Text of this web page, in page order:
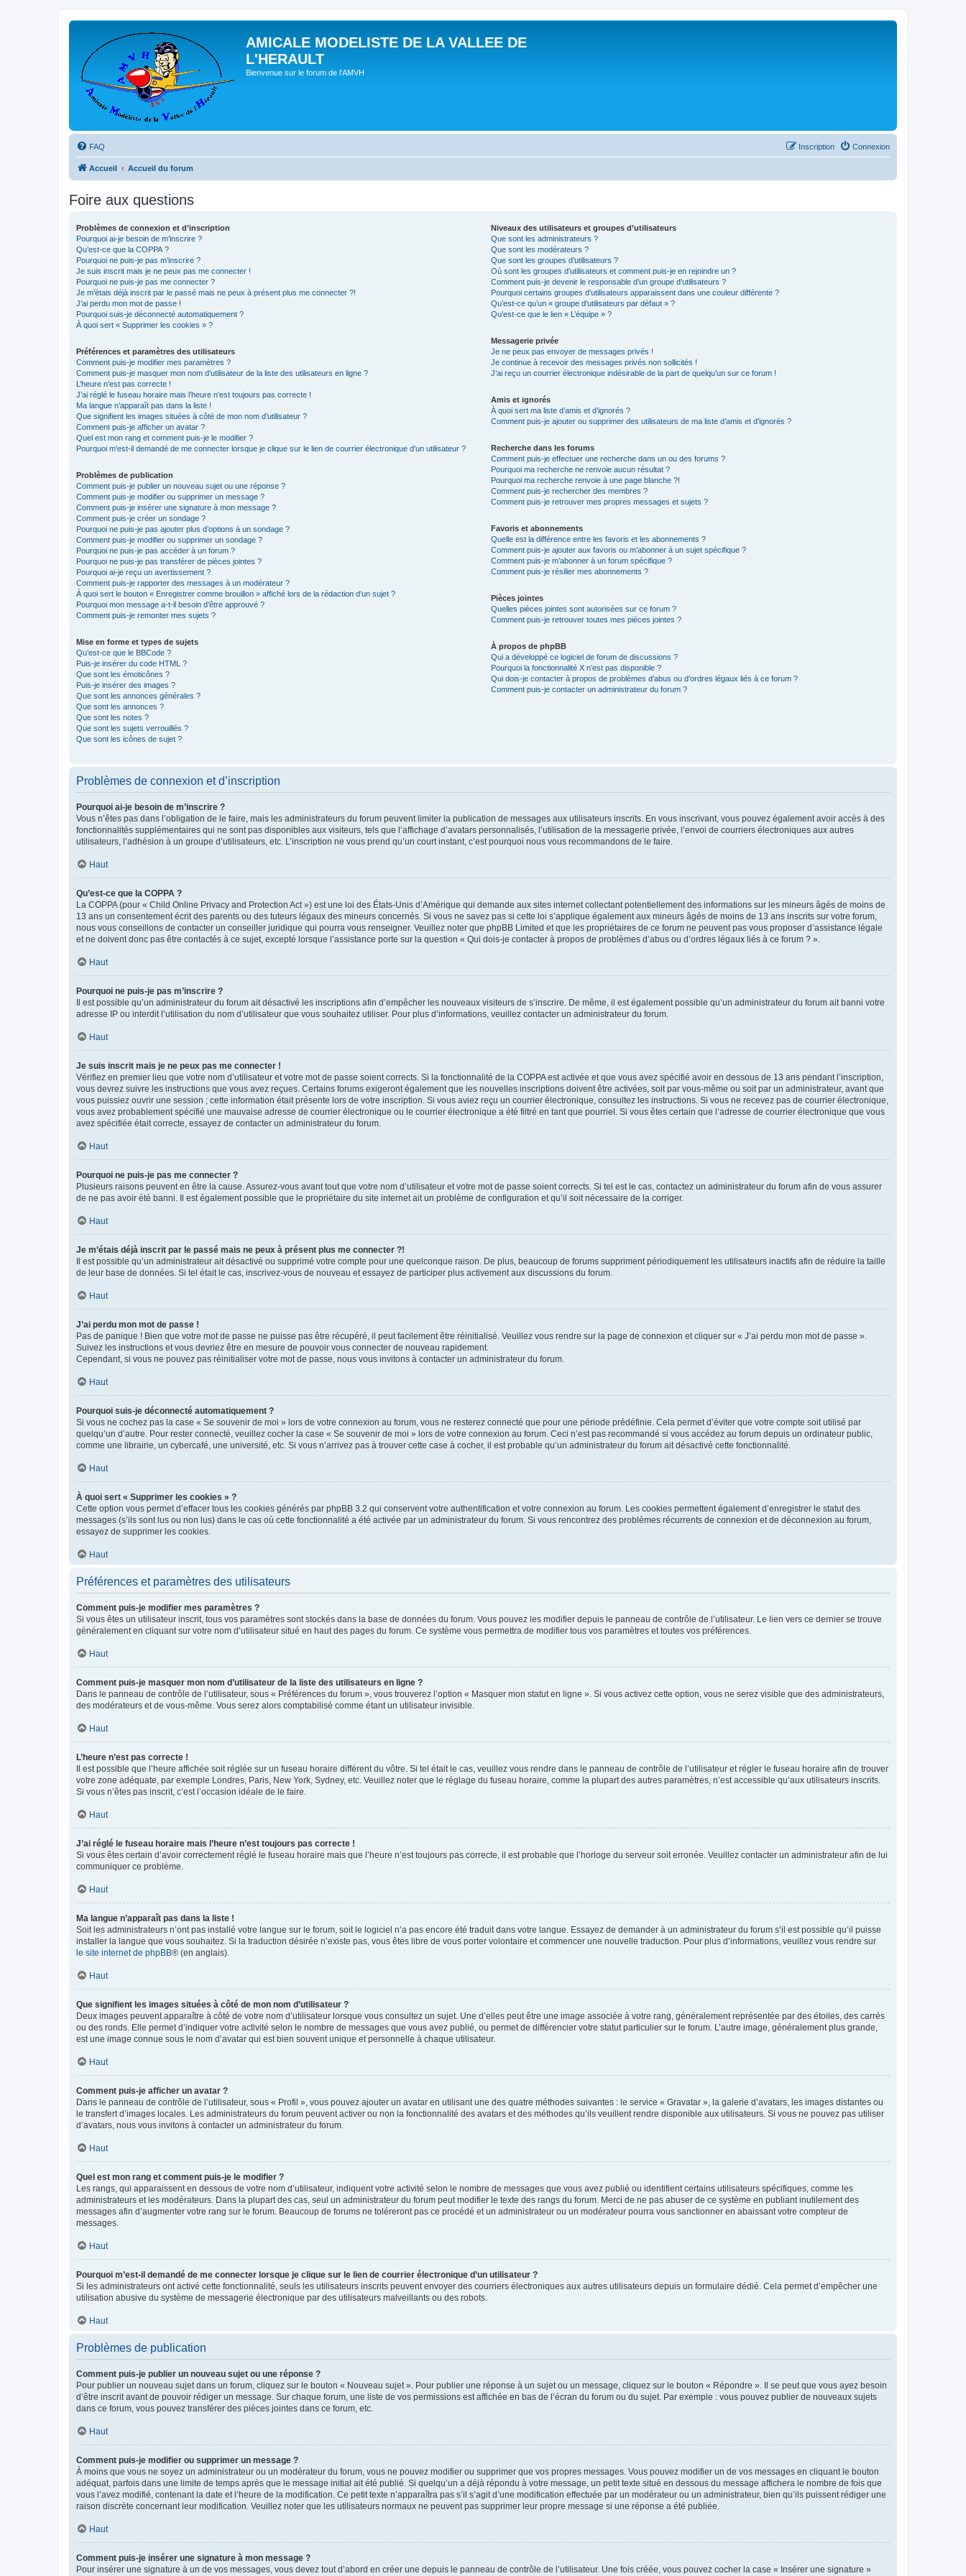
AMICALE MODELISTE DE LA VALLEE DE
L'HERAULT
Bienvenue sur le forum de l'AMVH
FAQ Connexion
Inscription
Accueil Accueil du forum
Foire aux questions
Problèmes de connexion et d’inscription
Pourquoi ai-je besoin de m’inscrire ?
Qu’est-ce que la COPPA ?
Pourquoi ne puis-je pas m’inscrire ?
Je suis inscrit mais je ne peux pas me connecter !
Pourquoi ne puis-je pas me connecter ?
Je m’étais déjà inscrit par le passé mais ne peux à présent plus me connecter ?!
J’ai perdu mon mot de passe !
Pourquoi suis-je déconnecté automatiquement ?
À quoi sert « Supprimer les cookies » ?
Préférences et paramètres des utilisateurs
Comment puis-je modifier mes paramètres ?
Comment puis-je masquer mon nom d’utilisateur de la liste des utilisateurs en ligne ?
L’heure n’est pas correcte !
J’ai réglé le fuseau horaire mais l’heure n’est toujours pas correcte !
Ma langue n’apparaît pas dans la liste !
Que signifient les images situées à côté de mon nom d’utilisateur ?
Comment puis-je afficher un avatar ?
Quel est mon rang et comment puis-je le modifier ?
Pourquoi m’est-il demandé de me connecter lorsque je clique sur le lien de courrier électronique d’un utilisateur ?
Problèmes de publication
Comment puis-je publier un nouveau sujet ou une réponse ?
Comment puis-je modifier ou supprimer un message ?
Comment puis-je insérer une signature à mon message ?
Comment puis-je créer un sondage ?
Pourquoi ne puis-je pas ajouter plus d’options à un sondage ?
Comment puis-je modifier ou supprimer un sondage ?
Pourquoi ne puis-je pas accéder à un forum ?
Pourquoi ne puis-je pas transférer de pièces jointes ?
Pourquoi ai-je reçu un avertissement ?
Comment puis-je rapporter des messages à un modérateur ?
À quoi sert le bouton « Enregistrer comme brouillon » affiché lors de la rédaction d’un sujet ?
Pourquoi mon message a-t-il besoin d’être approuvé ?
Comment puis-je remonter mes sujets ?
Mise en forme et types de sujets
Qu’est-ce que le BBCode ?
Puis-je insérer du code HTML ?
Que sont les émoticônes ?
Puis-je insérer des images ?
Que sont les annonces générales ?
Que sont les annonces ?
Que sont les notes ?
Que sont les sujets verrouillés ?
Que sont les icônes de sujet ?
Niveaux des utilisateurs et groupes d’utilisateurs
Que sont les administrateurs ?
Que sont les modérateurs ?
Que sont les groupes d’utilisateurs ?
Où sont les groupes d’utilisateurs et comment puis-je en rejoindre un ?
Comment puis-je devenir le responsable d’un groupe d’utilisateurs ?
Pourquoi certains groupes d’utilisateurs apparaissent dans une couleur différente ?
Qu’est-ce qu’un « groupe d’utilisateurs par défaut » ?
Qu’est-ce que le lien « L’équipe » ?
Messagerie privée
Je ne peux pas envoyer de messages privés !
Je continue à recevoir des messages privés non sollicités !
J’ai reçu un courrier électronique indésirable de la part de quelqu’un sur ce forum !
Amis et ignorés
À quoi sert ma liste d’amis et d’ignorés ?
Comment puis-je ajouter ou supprimer des utilisateurs de ma liste d’amis et d’ignorés ?
Recherche dans les forums
Comment puis-je effectuer une recherche dans un ou des forums ?
Pourquoi ma recherche ne renvoie aucun résultat ?
Pourquoi ma recherche renvoie à une page blanche ?!
Comment puis-je rechercher des membres ?
Comment puis-je retrouver mes propres messages et sujets ?
Favoris et abonnements
Quelle est la différence entre les favoris et les abonnements ?
Comment puis-je ajouter aux favoris ou m’abonner à un sujet spécifique ?
Comment puis-je m’abonner à un forum spécifique ?
Comment puis-je résilier mes abonnements ?
Pièces jointes
Quelles pièces jointes sont autorisées sur ce forum ?
Comment puis-je retrouver toutes mes pièces jointes ?
À propos de phpBB
Qui a développé ce logiciel de forum de discussions ?
Pourquoi la fonctionnalité X n’est pas disponible ?
Qui dois-je contacter à propos de problèmes d’abus ou d’ordres légaux liés à ce forum ?
Comment puis-je contacter un administrateur du forum ?
Problèmes de connexion et d’inscription
Pourquoi ai-je besoin de m’inscrire ?
Vous n’êtes pas dans l’obligation de le faire, mais les administrateurs du forum peuvent limiter la publication de messages aux utilisateurs inscrits. En vous inscrivant, vous pouvez également avoir accès à des
fonctionnalités supplémentaires qui ne sont pas disponibles aux visiteurs, tels que l’affichage d’avatars personnalisés, l’utilisation de la messagerie privée, l’envoi de courriers électroniques aux autres
utilisateurs, l’adhésion à un groupe d’utilisateurs, etc. L’inscription ne vous prend qu’un court instant, c’est pourquoi nous vous recommandons de le faire.
Haut
Qu’est-ce que la COPPA ?
La COPPA (pour « Child Online Privacy and Protection Act ») est une loi des États-Unis d’Amérique qui demande aux sites internet collectant potentiellement des informations sur les mineurs âgés de moins de
13 ans un consentement écrit des parents ou des tuteurs légaux des mineurs concernés. Si vous ne savez pas si cette loi s’applique également aux mineurs âgés de moins de 13 ans inscrits sur votre forum,
nous vous conseillons de contacter un conseiller juridique qui pourra vous renseigner. Veuillez noter que phpBB Limited et que les propriétaires de ce forum ne peuvent pas vous proposer d’assistance légale
et ne doivent donc pas être contactés à ce sujet, excepté lorsque l’assistance porte sur la question « Qui dois-je contacter à propos de problèmes d’abus ou d’ordres légaux liés à ce forum ? ».
Haut
Pourquoi ne puis-je pas m’inscrire ?
Il est possible qu’un administrateur du forum ait désactivé les inscriptions afin d’empêcher les nouveaux visiteurs de s’inscrire. De même, il est également possible qu’un administrateur du forum ait banni votre
adresse IP ou interdit l’utilisation du nom d’utilisateur que vous souhaitez utiliser. Pour plus d’informations, veuillez contacter un administrateur du forum.
Haut
Je suis inscrit mais je ne peux pas me connecter !
Vérifiez en premier lieu que votre nom d’utilisateur et votre mot de passe soient corrects. Si la fonctionnalité de la COPPA est activée et que vous avez spécifié avoir en dessous de 13 ans pendant l’inscription,
vous devrez suivre les instructions que vous avez reçues. Certains forums exigeront également que les nouvelles inscriptions doivent être activées, soit par vous-même ou soit par un administrateur, avant que
vous puissiez ouvrir une session ; cette information était présente lors de votre inscription. Si vous aviez reçu un courrier électronique, consultez les instructions. Si vous ne recevez pas de courrier électronique,
vous avez probablement spécifié une mauvaise adresse de courrier électronique ou le courrier électronique a été filtré en tant que pourriel. Si vous êtes certain que l’adresse de courrier électronique que vous
avez spécifiée était correcte, essayez de contacter un administrateur du forum.
Haut
Pourquoi ne puis-je pas me connecter ?
Plusieurs raisons peuvent en être la cause. Assurez-vous avant tout que votre nom d’utilisateur et votre mot de passe soient corrects. Si tel est le cas, contactez un administrateur du forum afin de vous assurer
de ne pas avoir été banni. Il est également possible que le propriétaire du site internet ait un problème de configuration et qu’il soit nécessaire de la corriger.
Haut
Je m’étais déjà inscrit par le passé mais ne peux à présent plus me connecter ?!
Il est possible qu’un administrateur ait désactivé ou supprimé votre compte pour une quelconque raison. De plus, beaucoup de forums suppriment périodiquement les utilisateurs inactifs afin de réduire la taille
de leur base de données. Si tel était le cas, inscrivez-vous de nouveau et essayez de participer plus activement aux discussions du forum.
Haut
J’ai perdu mon mot de passe !
Pas de panique ! Bien que votre mot de passe ne puisse pas être récupéré, il peut facilement être réinitialisé. Veuillez vous rendre sur la page de connexion et cliquer sur « J’ai perdu mon mot de passe ».
Suivez les instructions et vous devriez être en mesure de pouvoir vous connecter de nouveau rapidement.
Cependant, si vous ne pouvez pas réinitialiser votre mot de passe, nous vous invitons à contacter un administrateur du forum.
Haut
Pourquoi suis-je déconnecté automatiquement ?
Si vous ne cochez pas la case « Se souvenir de moi » lors de votre connexion au forum, vous ne resterez connecté que pour une période prédéfinie. Cela permet d’éviter que votre compte soit utilisé par
quelqu’un d’autre. Pour rester connecté, veuillez cocher la case « Se souvenir de moi » lors de votre connexion au forum. Ceci n’est pas recommandé si vous accédez au forum depuis un ordinateur public,
comme une librairie, un cybercafé, une université, etc. Si vous n’arrivez pas à trouver cette case à cocher, il est probable qu’un administrateur du forum ait désactivé cette fonctionnalité.
Haut
À quoi sert « Supprimer les cookies » ?
Cette option vous permet d’effacer tous les cookies générés par phpBB 3.2 qui conservent votre authentification et votre connexion au forum. Les cookies permettent également d’enregistrer le statut des
messages (s’ils sont lus ou non lus) dans le cas où cette fonctionnalité a été activée par un administrateur du forum. Si vous rencontrez des problèmes récurrents de connexion et de déconnexion au forum,
essayez de supprimer les cookies.
Haut
Préférences et paramètres des utilisateurs
Comment puis-je modifier mes paramètres ?
Si vous êtes un utilisateur inscrit, tous vos paramètres sont stockés dans la base de données du forum. Vous pouvez les modifier depuis le panneau de contrôle de l’utilisateur. Le lien vers ce dernier se trouve
généralement en cliquant sur votre nom d’utilisateur situé en haut des pages du forum. Ce système vous permettra de modifier tous vos paramètres et toutes vos préférences.
Haut
Comment puis-je masquer mon nom d’utilisateur de la liste des utilisateurs en ligne ?
Dans le panneau de contrôle de l’utilisateur, sous « Préférences du forum », vous trouverez l’option « Masquer mon statut en ligne ». Si vous activez cette option, vous ne serez visible que des administrateurs,
des modérateurs et de vous-même. Vous serez alors comptabilisé comme étant un utilisateur invisible.
Haut
L’heure n’est pas correcte !
Il est possible que l’heure affichée soit réglée sur un fuseau horaire différent du vôtre. Si tel était le cas, veuillez vous rendre dans le panneau de contrôle de l’utilisateur et régler le fuseau horaire afin de trouver
votre zone adéquate, par exemple Londres, Paris, New York, Sydney, etc. Veuillez noter que le réglage du fuseau horaire, comme la plupart des autres paramètres, n’est accessible qu’aux utilisateurs inscrits.
Si vous n’êtes pas inscrit, c’est l’occasion idéale de le faire.
Haut
J’ai réglé le fuseau horaire mais l’heure n’est toujours pas correcte !
Si vous êtes certain d’avoir correctement réglé le fuseau horaire mais que l’heure n’est toujours pas correcte, il est probable que l’horloge du serveur soit erronée. Veuillez contacter un administrateur afin de lui
communiquer ce problème.
Haut
Ma langue n’apparaît pas dans la liste !
Soit les administrateurs n’ont pas installé votre langue sur le forum, soit le logiciel n’a pas encore été traduit dans votre langue. Essayez de demander à un administrateur du forum s’il est possible qu’il puisse
installer la langue que vous souhaitez. Si la traduction désirée n’existe pas, vous êtes libre de vous porter volontaire et commencer une nouvelle traduction. Pour plus d’informations, veuillez vous rendre sur
le site internet de phpBB® (en anglais).
Haut
Que signifient les images situées à côté de mon nom d’utilisateur ?
Deux images peuvent apparaître à côté de votre nom d’utilisateur lorsque vous consultez un sujet. Une d’elles peut être une image associée à votre rang, généralement représentée par des étoiles, des carrés
ou des ronds. Elle permet d’indiquer votre activité selon le nombre de messages que vous avez publié, ou permet de différencier votre statut particulier sur le forum. L’autre image, généralement plus grande,
est une image connue sous le nom d’avatar qui est bien souvent unique et personnelle à chaque utilisateur.
Haut
Comment puis-je afficher un avatar ?
Dans le panneau de contrôle de l’utilisateur, sous « Profil », vous pouvez ajouter un avatar en utilisant une des quatre méthodes suivantes : le service « Gravatar », la galerie d’avatars, les images distantes ou
le transfert d’images locales. Les administrateurs du forum peuvent activer ou non la fonctionnalité des avatars et des méthodes qu’ils veuillent rendre disponible aux utilisateurs. Si vous ne pouvez pas utiliser
d’avatars, nous vous invitons à contacter un administrateur du forum.
Haut
Quel est mon rang et comment puis-je le modifier ?
Les rangs, qui apparaissent en dessous de votre nom d’utilisateur, indiquent votre activité selon le nombre de messages que vous avez publié ou identifient certains utilisateurs spécifiques, comme les
administrateurs et les modérateurs. Dans la plupart des cas, seul un administrateur du forum peut modifier le texte des rangs du forum. Merci de ne pas abuser de ce système en publiant inutilement des
messages afin d’augmenter votre rang sur le forum. Beaucoup de forums ne toléreront pas ce procédé et un administrateur ou un modérateur pourra vous sanctionner en abaissant votre compteur de
messages.
Haut
Pourquoi m’est-il demandé de me connecter lorsque je clique sur le lien de courrier électronique d’un utilisateur ?
Si les administrateurs ont activé cette fonctionnalité, seuls les utilisateurs inscrits peuvent envoyer des courriers électroniques aux autres utilisateurs depuis un formulaire dédié. Cela permet d’empêcher une
utilisation abusive du système de messagerie électronique par des utilisateurs malveillants ou des robots.
Haut
Problèmes de publication
Comment puis-je publier un nouveau sujet ou une réponse ?
Pour publier un nouveau sujet dans un forum, cliquez sur le bouton « Nouveau sujet ». Pour publier une réponse à un sujet ou un message, cliquez sur le bouton « Répondre ». Il se peut que vous ayez besoin
d’être inscrit avant de pouvoir rédiger un message. Sur chaque forum, une liste de vos permissions est affichée en bas de l’écran du forum ou du sujet. Par exemple : vous pouvez publier de nouveaux sujets
dans ce forum, vous pouvez transférer des pièces jointes dans ce forum, etc.
Haut
Comment puis-je modifier ou supprimer un message ?
À moins que vous ne soyez un administrateur ou un modérateur du forum, vous ne pouvez modifier ou supprimer que vos propres messages. Vous pouvez modifier un de vos messages en cliquant le bouton
adéquat, parfois dans une limite de temps après que le message initial ait été publié. Si quelqu’un a déjà répondu à votre message, un petit texte situé en dessous du message affichera le nombre de fois que
vous l’avez modifié, contenant la date et l’heure de la modification. Ce petit texte n’apparaîtra pas s’il s’agit d’une modification effectuée par un modérateur ou un administrateur, bien qu’ils puissent rédiger une
raison discrète concernant leur modification. Veuillez noter que les utilisateurs normaux ne peuvent pas supprimer leur propre message si une réponse a été publiée.
Haut
Comment puis-je insérer une signature à mon message ?
Pour insérer une signature à un de vos messages, vous devez tout d’abord en créer une depuis le panneau de contrôle de l’utilisateur. Une fois créée, vous pouvez cocher la case « Insérer une signature »